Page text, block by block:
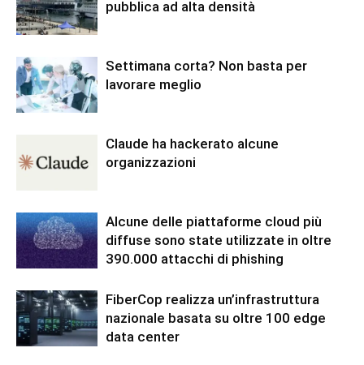
pubblica ad alta densità
Settimana corta? Non basta per
lavorare meglio
Claude ha hackerato alcune
organizzazioni
Alcune delle piattaforme cloud più
diffuse sono state utilizzate in oltre
390.000 attacchi di phishing
FiberCop realizza un’infrastruttura
nazionale basata su oltre 100 edge
data center